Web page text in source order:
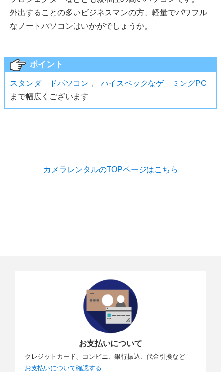
外出することの多いビジネスマンの方、軽量でパワフル
なノートパソコンはいかがでしょうか。
ポイント
スタンダードパソコン
ハイスペックなゲーミングPC
まで幅広くございます
カメラレンタルのTOPページはこちら
お支払いについて
クレジットカード、コンビニ、銀行振込、代金引換など
お支払いについて確認する